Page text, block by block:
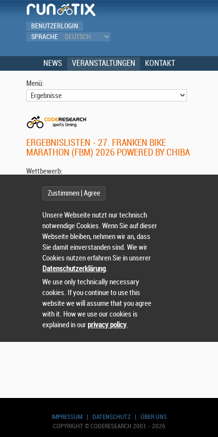
BENUTZERLOGIN
SPRACHE
NEWS VERANSTALTUNGEN KONTAKT
Menü:
ERGEBNISLISTEN - 27. FRANKEN BIKE
MARATHON (FBM) 2026 POWERED BY CHIBA
IMPRESSUM| DATENSCHUTZ| ÜBER UNS
COPYRIGHT © CODERESEARCH 2001 - 2026
Wettbewerb:
Wählen Sie einen Wettbewerb.
Zustimmen | Agree
Unsere Webseite nutzt nur technisch
notwendige Cookies. Wenn Sie auf dieser
Webseite bleiben, nehmen wir an, dass
Sie damit einverstanden sind. Wie wir
Cookies nutzen erfahren Sie in unserer
Datenschutzerklärung.
We use only technically necessary
cookies. If you continue to use this
website we will assume that you agree
with it. How we use our cookies is
explained in ourprivacy policy.